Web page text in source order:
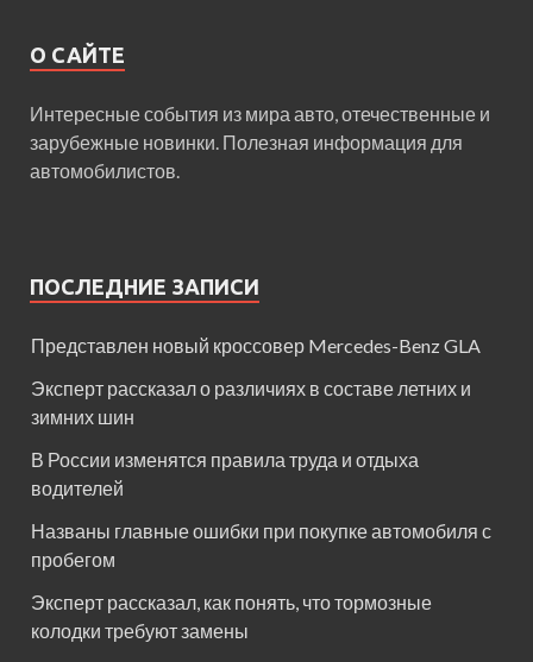
О САЙТЕ
Интересные события из мира авто, отечественные и
зарубежные новинки. Полезная информация для
автомобилистов.
ПОСЛЕДНИЕ ЗАПИСИ
Представлен новый кроссовер Mercedes-Benz GLA
Эксперт рассказал о различиях в составе летних и
зимних шин
В России изменятся правила труда и отдыха
водителей
Названы главные ошибки при покупке автомобиля с
пробегом
Эксперт рассказал, как понять, что тормозные
колодки требуют замены